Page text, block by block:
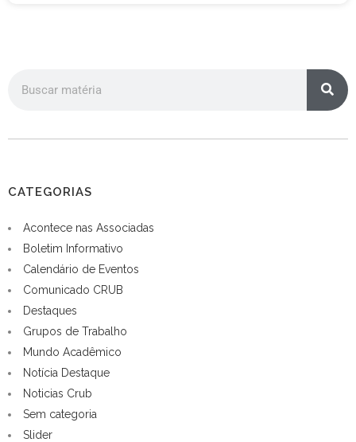
CATEGORIAS
Acontece nas Associadas
Boletim Informativo
Calendário de Eventos
Comunicado CRUB
Destaques
Grupos de Trabalho
Mundo Acadêmico
Notícia Destaque
Noticias Crub
Sem categoria
Slider